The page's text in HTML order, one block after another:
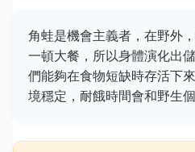
角蛙是機會主義者，在野外
一頓大餐，所以身體演化出
們能夠在食物短缺時存活下
境穩定，耐餓時間會和野生個